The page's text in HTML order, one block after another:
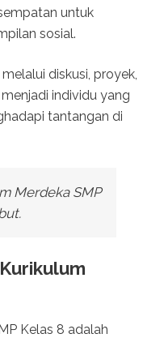
untuk
sosial.
diskusi, proyek,
individu yang
tantangan di
Merdeka SMP
Kelas 8 adalah